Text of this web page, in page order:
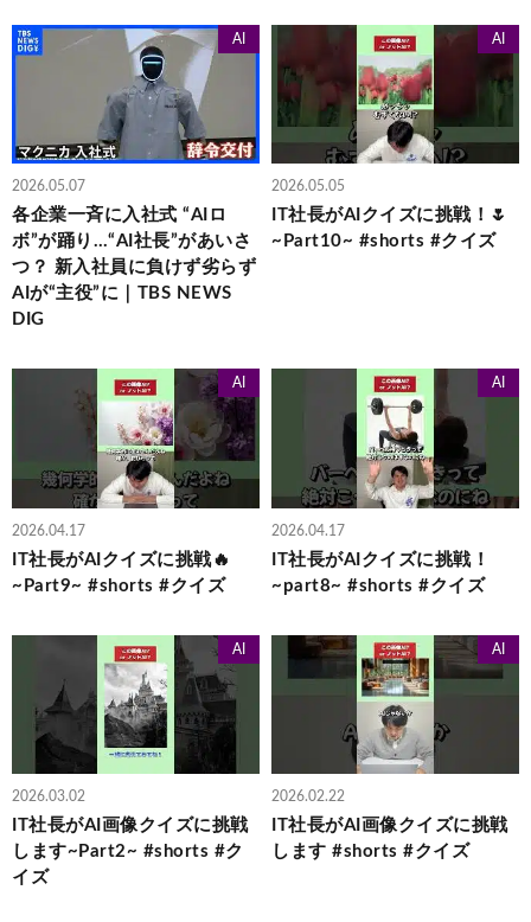
AI
2026.05.07
各企業一斉に入社式 “AIロ
ボ”が踊り…“AI社長”があいさ
つ？ 新入社員に負けず劣らず
AIが“主役”に｜TBS NEWS
DIG
AI
2026.05.05
IT社長がAIクイズに挑戦！🌷
~Part10~ #shorts #クイズ
AI
2026.04.17
IT社長がAIクイズに挑戦🔥
~Part9~ #shorts #クイズ
AI
2026.04.17
IT社長がAIクイズに挑戦！
~part8~ #shorts #クイズ
AI
2026.03.02
IT社長がAI画像クイズに挑戦
します~Part2~ #shorts #ク
イズ
AI
2026.02.22
IT社長がAI画像クイズに挑戦
します #shorts #クイズ